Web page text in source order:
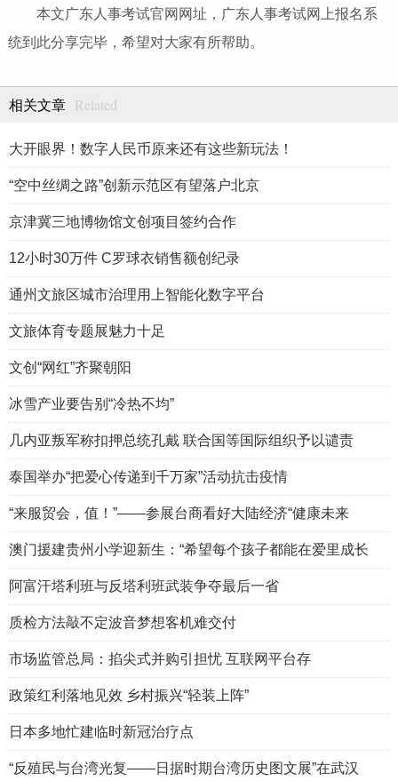
本文广东人事考试官网网址，广东人事考试网上报名系
统到此分享完毕，希望对大家有所帮助。
相关文章 Related
大开眼界！数字人民币原来还有这些新玩法！
“空中丝绸之路”创新示范区有望落户北京
京津冀三地博物馆文创项目签约合作
12小时30万件 C罗球衣销售额创纪录
通州文旅区城市治理用上智能化数字平台
文旅体育专题展魅力十足
文创“网红”齐聚朝阳
冰雪产业要告别“冷热不均”
几内亚叛军称扣押总统孔戴 联合国等国际组织予以谴责
泰国举办“把爱心传递到千万家”活动抗击疫情
“来服贸会，值！”——参展台商看好大陆经济“健康未来
澳门援建贵州小学迎新生：“希望每个孩子都能在爱里成长
阿富汗塔利班与反塔利班武装争夺最后一省
质检方法敲不定波音梦想客机难交付
市场监管总局：掐尖式并购引担忧 互联网平台存
政策红利落地见效 乡村振兴“轻装上阵”
日本多地忙建临时新冠治疗点
“反殖民与台湾光复——日据时期台湾历史图文展”在武汉